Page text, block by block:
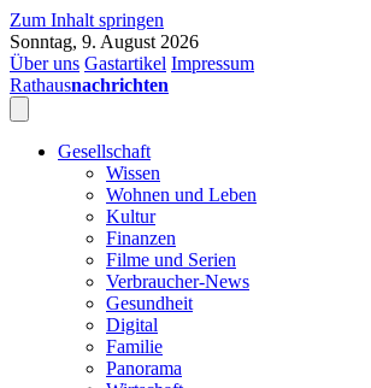
Zum Inhalt springen
Sonntag, 9. August 2026
Über uns Gastartikel Impressum
Rathausnachrichten
Gesellschaft
Wissen
Wohnen und Leben
Kultur
Finanzen
Filme und Serien
Verbraucher-News
Gesundheit
Digital
Familie
Panorama